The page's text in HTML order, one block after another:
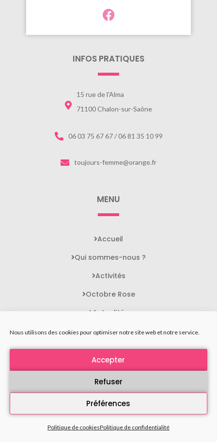
Nous utilisons des cookies pour optimiser notre site web et notre service.
Accepter
Refuser
Préférences
Politique de cookiesPolitique de confidentialité
INFOS PRATIQUES
15 rue de l'Alma
71100 Chalon-sur-Saône
06 03 75 67 67 / 06 81 35 10 99
toujours-femme@orange.fr
MENU
Accueil
Qui sommes-nous ?
Activités
Octobre Rose
Actualités
Contact
STATUTS DE L'ASSOCIATION
POLITIQUE DE CONFIDENTIALITÉ
PLAN DU SITE
Toujours FEMME 2025 - Tous droits réservés Agence Polaris